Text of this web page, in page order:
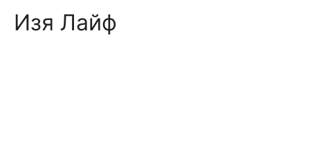
Изя Лайф